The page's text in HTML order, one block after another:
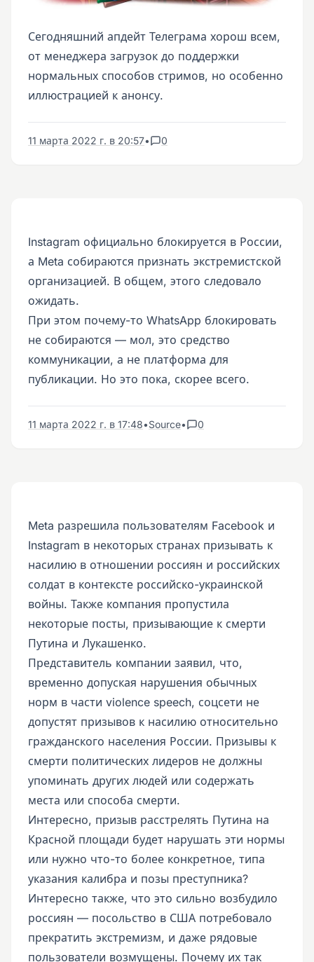
Сегодняшний апдейт Телеграма хорош всем,
от менеджера загрузок до поддержки
нормальных способов стримов, но особенно
иллюстрацией к анонсу.
11 марта 2022 г. в 20:57• 0
Instagram официально блокируется в России,
а Meta собираются признать экстремистской
организацией. В общем, этого следовало
ожидать.
При этом почему-то WhatsApp блокировать
не собираются — мол, это средство
коммуникации, а не платформа для
публикации. Но это пока, скорее всего.
11 марта 2022 г. в 17:48•Source• 0
Meta разрешила пользователям Facebook и
Instagram в некоторых странах призывать к
насилию в отношении россиян и российских
солдат в контексте российско-украинской
войны. Также компания пропустила
некоторые посты, призывающие к смерти
Путина и Лукашенко.
Представитель компании заявил, что,
временно допуская нарушения обычных
норм в части violence speech, соцсети не
допустят призывов к насилию относительно
гражданского населения России. Призывы к
смерти политических лидеров не должны
упоминать других людей или содержать
места или способа смерти.
Интересно, призыв расстрелять Путина на
Красной площади будет нарушать эти нормы
или нужно что-то более конкретное, типа
указания калибра и позы преступника?
Интересно также, что это сильно возбудило
россиян — посольство в США потребовало
прекратить экстремизм, и даже рядовые
пользователи возмущены. Почему их так